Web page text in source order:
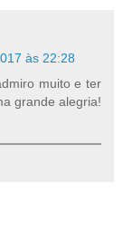
às 22:28
muito e ter
grande alegria!